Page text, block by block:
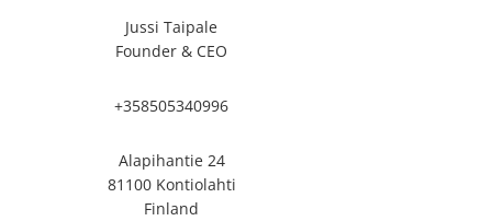
Jussi Taipale
Founder & CEO
+358505340996
Alapihantie 24
81100 Kontiolahti
Finland